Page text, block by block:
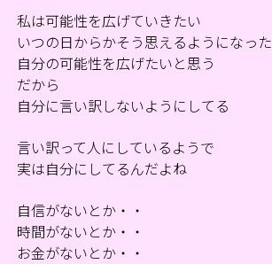
私は可能性を広げていきたい
いつの日からかそう思えるようになった
自分の可能性を広げたいと思う
だから
自分に言い訳しないようにしてる
言い訳って人にしているようで
実は自分にしてるんだよね
自信がないとか・・
時間がないとか・・
お金がないとか・・